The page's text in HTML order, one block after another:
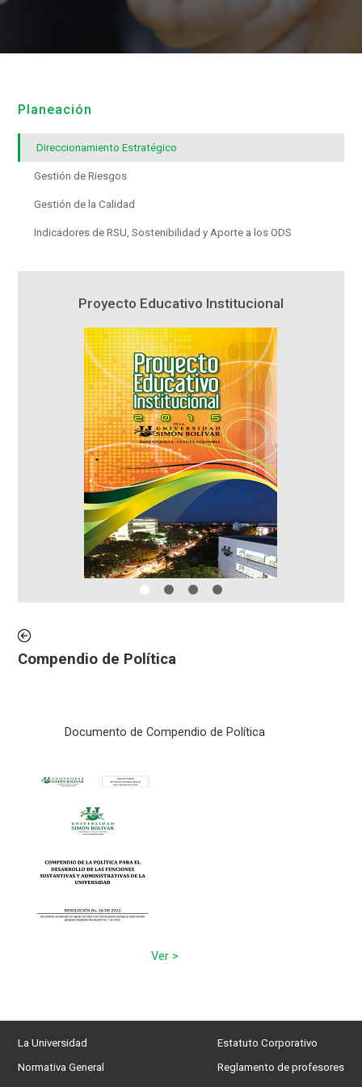
Planeación
Direccionamiento Estratégico
Gestión de Riesgos
Gestión de la Calidad
Indicadores de RSU, Sostenibilidad y Aporte a los ODS
Proyecto Educativo Institucional
Compendio de Política
Documento de Compendio de Política
Ver >
La Universidad
Normativa General
Estatuto Corporativo
Reglamento de profesores